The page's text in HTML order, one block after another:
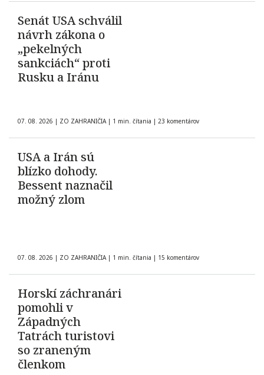
Senát USA schválil
návrh zákona o
„pekelných
sankciách“ proti
Rusku a Iránu
07. 08. 2026 | ZO ZAHRANIČIA | 1 min. čítania | 23 komentárov
USA a Irán sú
blízko dohody.
Bessent naznačil
možný zlom
07. 08. 2026 | ZO ZAHRANIČIA | 1 min. čítania | 15 komentárov
Horskí záchranári
pomohli v
Západných
Tatrách turistovi
so zraneným
členkom